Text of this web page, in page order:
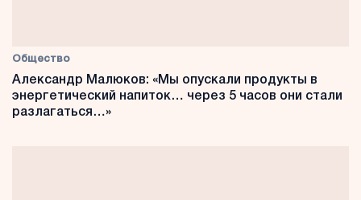
Общество
Александр Малюков: «Мы опускали продукты в
энергетический напиток… через 5 часов они стали
разлагаться…»